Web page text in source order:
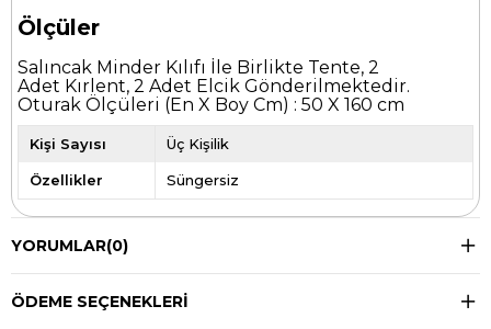
Ölçüler
Salıncak Minder Kılıfı İle Birlikte Tente, 2
Adet Kırlent, 2 Adet Elcik Gönderilmektedir.
Oturak Ölçüleri (En X Boy Cm) : 50 X 160 cm
Kişi Sayısı Üç Kişilik
Özellikler Süngersiz
YORUMLAR(0)
ÖDEME SEÇENEKLERI